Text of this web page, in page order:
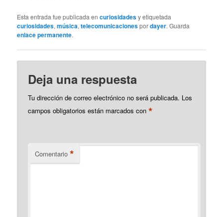
Esta entrada fue publicada encuriosidadesy etiquetada
curiosidades,música,telecomunicacionespordayer. Guarda
enlace permanente.
Deja una respuesta
Tu dirección de correo electrónico no será publicada. Los
campos obligatorios están marcados con*
Comentario *